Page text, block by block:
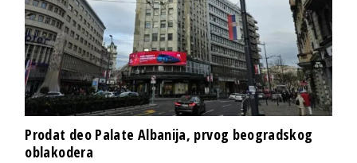
Prodat deo Palate Albanija, prvog beogradskog
oblakodera